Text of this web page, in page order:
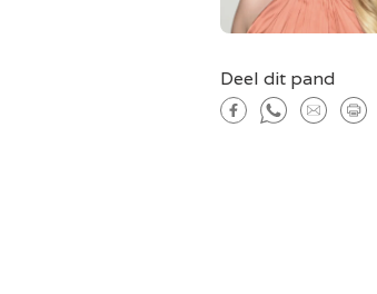
Deel dit pand